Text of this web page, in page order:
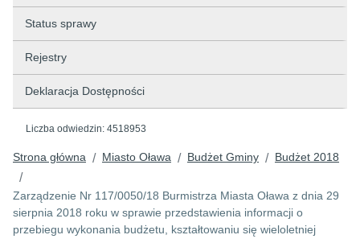
Status sprawy
Rejestry
Deklaracja Dostępności
Liczba odwiedzin: 4518953
Strona główna / Miasto Oława / Budżet Gminy / Budżet 2018
/
Zarządzenie Nr 117/0050/18 Burmistrza Miasta Oława z dnia 29
sierpnia 2018 roku w sprawie przedstawienia informacji o
przebiegu wykonania budżetu, kształtowaniu się wieloletniej